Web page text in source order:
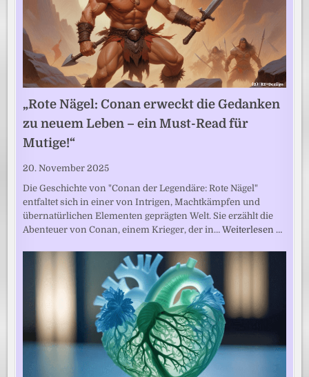
„Rote Nägel: Conan erweckt die Gedanken
zu neuem Leben – ein Must-Read für
Mutige!“
20. November 2025
Die Geschichte von "Conan der Legendäre: Rote Nägel"
entfaltet sich in einer von Intrigen, Machtkämpfen und
übernatürlichen Elementen geprägten Welt. Sie erzählt die
Abenteuer von Conan, einem Krieger, der in…Weiterlesen …